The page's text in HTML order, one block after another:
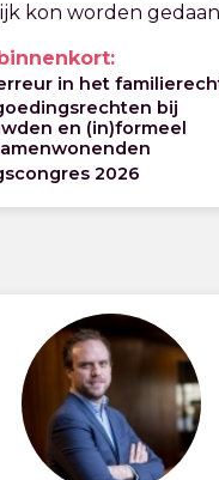
kon worden
in het
bij
en (in)formeel
2026